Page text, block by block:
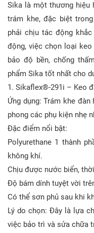
Sika là một thương hiệu
trám khe, đặc biệt
phải chịu tác động
động, việc chọn loại
bảo độ bền, chống
phẩm Sika tốt nhất cho
1. Sikaflex®-291i – Keo
Ứng dụng: Trám khe
phong các phụ kiện nhẹ
Đặc điểm nổi bật:
Polyurethane 1 thành
không khí.
Chịu được nước biển,
Độ bám dính tuyệt vời
Có thể sơn phủ sau khi
Lý do chọn: Đây là lựa
việc bảo trì và sửa chữa